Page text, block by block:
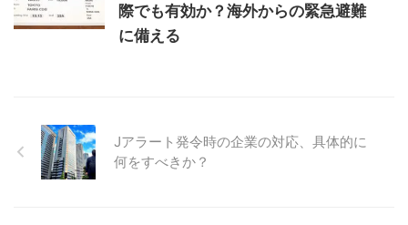
際でも有効か？海外からの緊急避難
に備える
Jアラート発令時の企業の対応、具体的に
何をすべきか？